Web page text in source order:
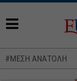
#ΜΕΣΗ ΑΝΑΤΟΛΗ